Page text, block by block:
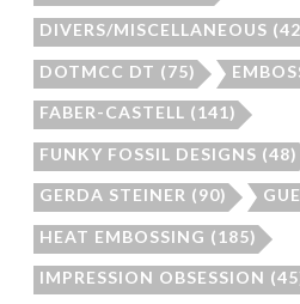
DIVERS/MISCELLANEOUS
DOTMCC DT (75)
FABER-CASTELL (141)
FUNKY FOSSIL DESIGNS (48)
GERDA STEINER (90)
HEAT EMBOSSING (185)
IMPRESSION OBSESSION